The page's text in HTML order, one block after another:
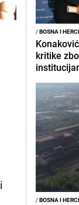
/BOSNA I
kritike
/BOSNA I